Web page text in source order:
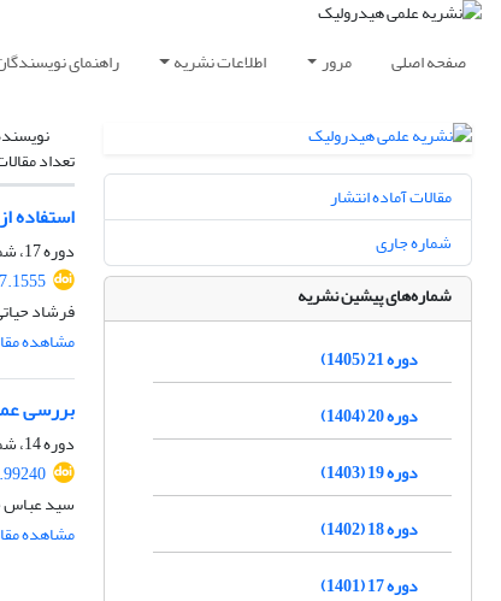
صفحه اصلی مرور اطلاعات نشریه راهنمای
تعداد
استفاده
دوره 17، شماره 3، پاییز 1401، صفحه
فرشاد
مشاهده
بررسی
دوره 14، شماره 3، پاییز 1398، صفحه
سید عباس
مشاهده
مقالات آماده انتشار
شماره جاری
شماره‌های پیشین نشریه
دوره 21 (1405)
دوره 20 (1404)
دوره 19 (1403)
دوره 18 (1402)
دوره 17 (1401)